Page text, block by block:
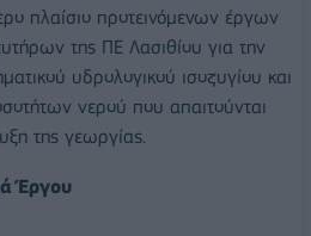
πλαίσιο προτεινόμενων έργων
της ΠΕ Λασιθίου για την
υδρολογικού ισοζυγίου και
νερού που απαιτούνται
της γεωργίας.
Έργου